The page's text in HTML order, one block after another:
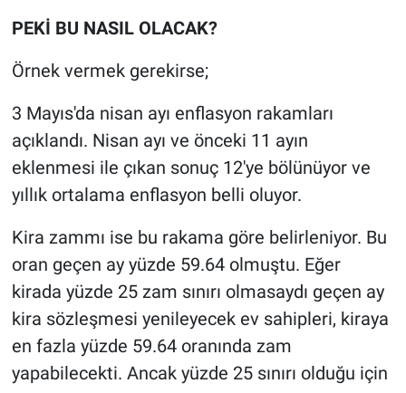
PEKİ BU NASIL OLACAK?
Örnek vermek gerekirse;
3 Mayıs'da nisan ayı enflasyon rakamları
açıklandı. Nisan ayı ve önceki 11 ayın
eklenmesi ile çıkan sonuç 12'ye bölünüyor ve
yıllık ortalama enflasyon belli oluyor.
Kira zammı ise bu rakama göre belirleniyor. Bu
oran geçen ay yüzde 59.64 olmuştu. Eğer
kirada yüzde 25 zam sınırı olmasaydı geçen ay
kira sözleşmesi yenileyecek ev sahipleri, kiraya
en fazla yüzde 59.64 oranında zam
yapabilecekti. Ancak yüzde 25 sınırı olduğu için